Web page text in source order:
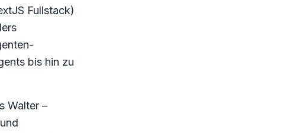
Fullstack)
bis hin zu
Walter –